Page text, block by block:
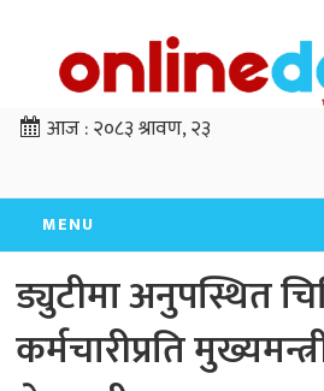
आज :२०८३ श्रावण, २३
MENU
ड्युटीमा अनुपस्थित
कर्मचारीप्रति